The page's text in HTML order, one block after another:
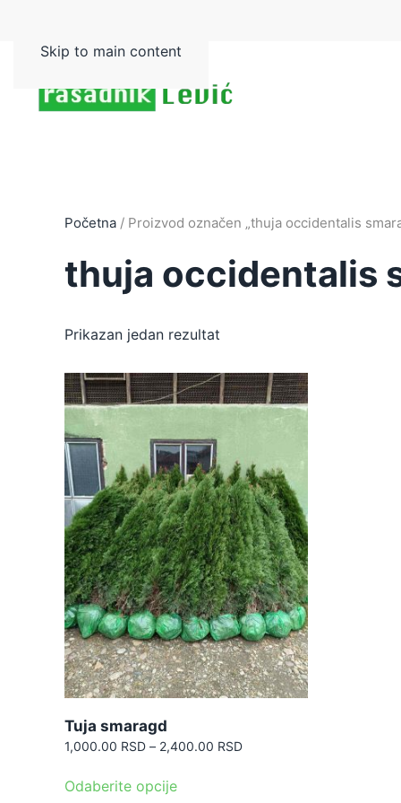
Skip to main content
Početna / Proizvod označen „thuja occidentalis
thuja occidentalis
Prikazan jedan rezultat
Tuja smaragd
1,000.00 RSD – 2,400.00 RSDRaspon
Odaberite opcijeproizvod